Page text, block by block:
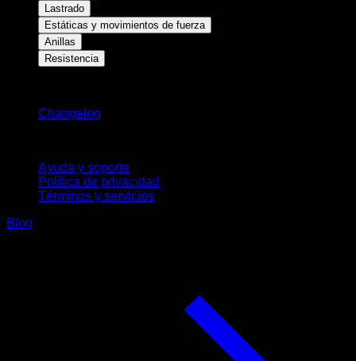
Lastrado
Estáticas y movimientos de fuerza
Anillas
Resistencia
Changelog
Ayuda y soporte
Política de privacidad
Términos y servicios
Blog